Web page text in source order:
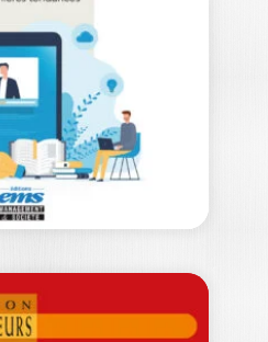
(2025),
de recherche non
25,00